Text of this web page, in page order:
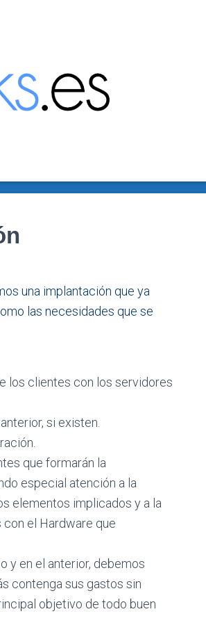
una implantación que ya
las necesidades que se
los clientes con los servidores
si existen.
que formarán la
especial atención a la
elementos implicados y a la
el Hardware que
y en el anterior, debemos
contenga sus gastos sin
objetivo de todo buen